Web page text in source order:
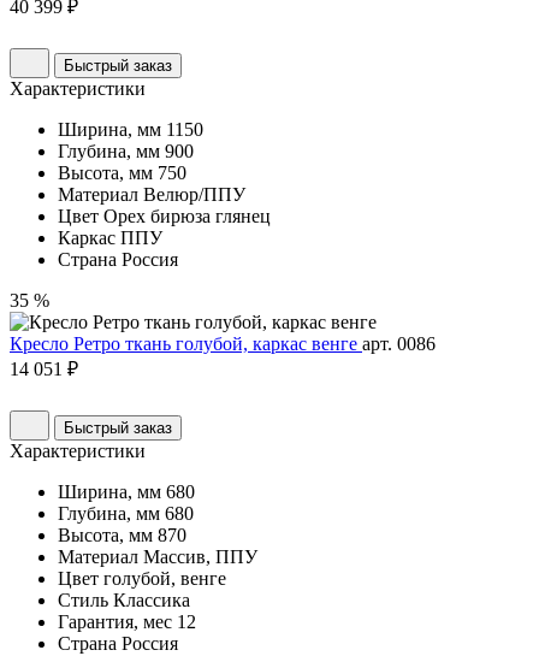
40 399 ₽
Быстрый заказ
Характеристики
Ширина, мм 1150
Глубина, мм 900
Высота, мм 750
Материал Велюр/ППУ
Цвет Орех бирюза глянец
Каркас ППУ
Страна Россия
35 %
Кресло Ретро ткань голубой, каркас венге арт. 0086
14 051 ₽
Быстрый заказ
Характеристики
Ширина, мм 680
Глубина, мм 680
Высота, мм 870
Материал Массив, ППУ
Цвет голубой, венге
Стиль Классика
Гарантия, мес 12
Страна Россия